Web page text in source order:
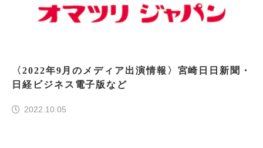
〈2022年9月のメディア出演情報〉宮崎日日新聞・
日経ビジネス電子版など
2022.10.05